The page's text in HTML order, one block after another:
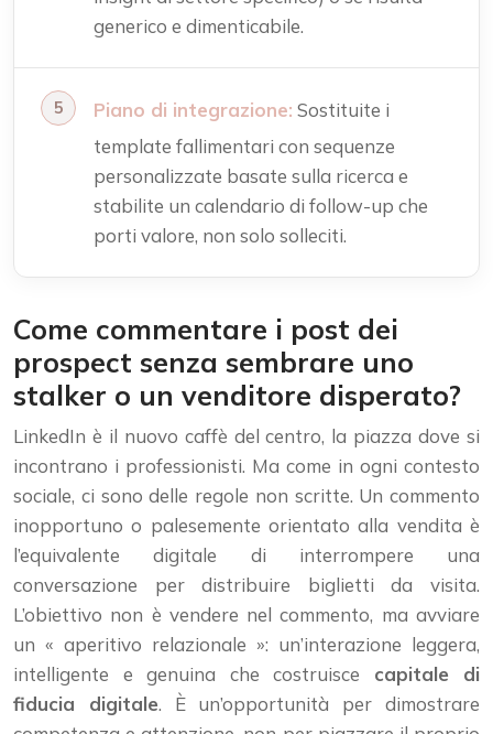
generico e dimenticabile.
Piano di integrazione: Sostituite i
template fallimentari con sequenze
personalizzate basate sulla ricerca e
stabilite un calendario di follow-up che
porti valore, non solo solleciti.
Come commentare i post dei
prospect senza sembrare uno
stalker o un venditore disperato?
LinkedIn è il nuovo caffè del centro, la piazza dove si
incontrano i professionisti. Ma come in ogni contesto
sociale, ci sono delle regole non scritte. Un commento
inopportuno o palesemente orientato alla vendita è
l’equivalente digitale di interrompere una
conversazione per distribuire biglietti da visita.
L’obiettivo non è vendere nel commento, ma avviare
un « aperitivo relazionale »: un’interazione leggera,
intelligente e genuina che costruisce capitale di
fiducia digitale. È un’opportunità per dimostrare